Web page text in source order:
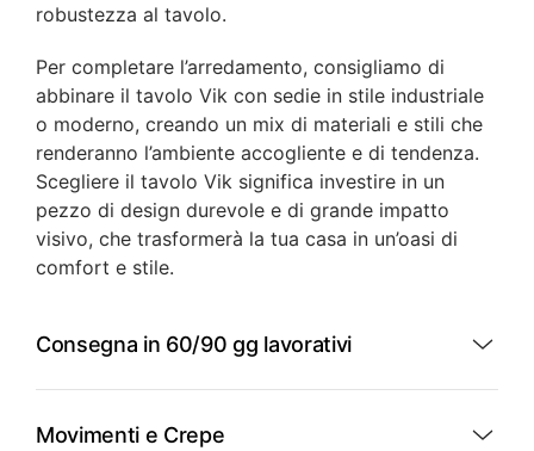
robustezza al tavolo.
Per completare l’arredamento, consigliamo di
abbinare il tavolo Vik con sedie in stile industriale
o moderno, creando un mix di materiali e stili che
renderanno l’ambiente accogliente e di tendenza.
Scegliere il tavolo Vik significa investire in un
pezzo di design durevole e di grande impatto
visivo, che trasformerà la tua casa in un’oasi di
comfort e stile.
Consegna in 60/90 gg lavorativi
Movimenti e Crepe